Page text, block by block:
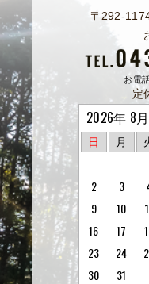
〒292-
お電
定
2026年 8月
日 月
2
3
9
10
16
17
23
24
30
31